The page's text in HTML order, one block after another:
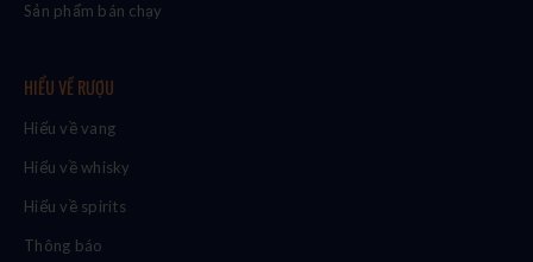
Sản phẩm bán chạy
HIỂU VỀ RƯỢU
Hiểu về vang
Hiểu về whisky
Hiểu về spirits
Thông báo